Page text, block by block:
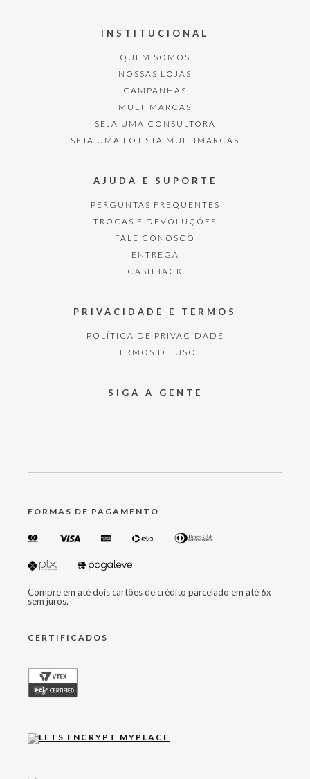
INSTITUCIONAL
QUEM SOMOS
NOSSAS LOJAS
CAMPANHAS
MULTIMARCAS
SEJA UMA CONSULTORA
SEJA UMA LOJISTA MULTIMARCAS
AJUDA E SUPORTE
PERGUNTAS FREQUENTES
TROCAS E DEVOLUÇÕES
FALE CONOSCO
ENTREGA
CASHBACK
PRIVACIDADE E TERMOS
POLÍTICA DE PRIVACIDADE
TERMOS DE USO
SIGA A GENTE
FORMAS DE PAGAMENTO
Compre em até dois cartões de crédito parcelado em até 6x
sem juros.
CERTIFICADOS